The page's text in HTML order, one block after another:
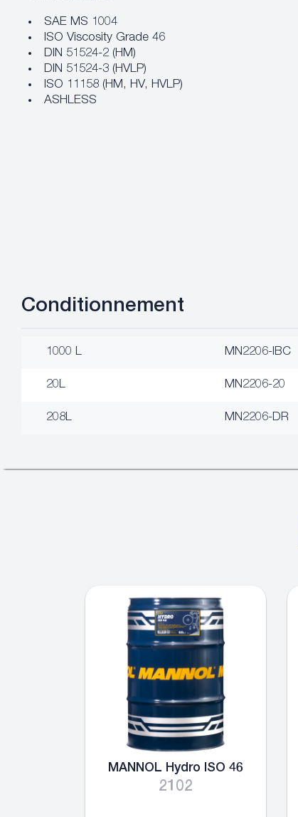
SAE MS 1004
ISO Viscosity Grade 46
DIN 51524-2 (HM)
DIN 51524-3 (HVLP)
ISO 11158 (HM, HV, HVLP)
ASHLESS
Conditionnement
1000 L MN2206-IBC
20L MN2206-20
208L MN2206-DR
MANNOL Hydro ISO 46
2102